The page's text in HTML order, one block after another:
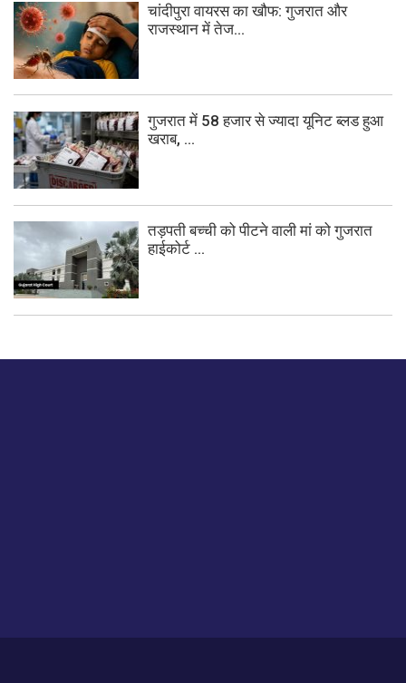
चांदीपुरा वायरस का खौफ: गुजरात और
राजस्थान में तेज...
गुजरात में 58 हजार से ज्यादा यूनिट ब्लड हुआ
खराब, ...
तड़पती बच्ची को पीटने वाली मां को गुजरात
हाईकोर्ट ...